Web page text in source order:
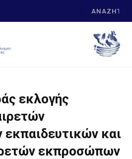
Search
εκλογής
και
εκπροσώπων